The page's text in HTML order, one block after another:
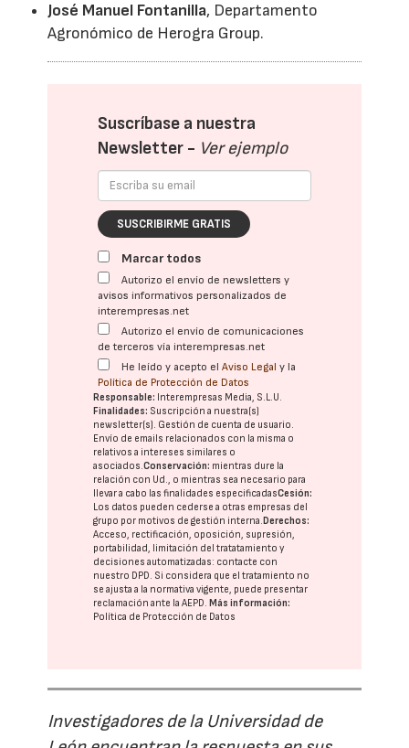
José Manuel Fontanilla, Departamento
Agronómico de Herogra Group.
Suscríbase a nuestra
Newsletter - Ver ejemplo
SUSCRIBIRME GRATIS
Marcar todos
Autorizo el envío de newsletters y
avisos informativos personalizados de
interempresas.net
Autorizo el envío de comunicaciones
de terceros vía interempresas.net
He leído y acepto elAviso Legal y la
Política de Protección de Datos
Responsable: Interempresas Media, S.L.U.
Finalidades: Suscripción a nuestra(s)
newsletter(s). Gestión de cuenta de usuario.
Envío de emails relacionados con la misma o
relativos a intereses similares o
asociados.Conservación: mientras dure la
relación con Ud., o mientras sea necesario para
llevar a cabo las finalidades especificadasCesión:
Los datos pueden cederse a otras empresas del
grupo por motivos de gestión interna.Derechos:
Acceso, rectificación, oposición, supresión,
portabilidad, limitación del tratatamiento y
decisiones automatizadas: contacte con
nuestro DPD . Si considera que el tratamiento no
se ajusta a la normativa vigente, puede presentar
reclamación ante laAEPD .Más información:
Política de Protección de Datos
Investigadores de la Universidad de